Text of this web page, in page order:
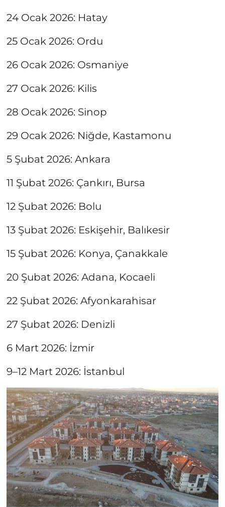
24 Ocak 2026: Hatay
25 Ocak 2026: Ordu
26 Ocak 2026: Osmaniye
27 Ocak 2026: Kilis
28 Ocak 2026: Sinop
29 Ocak 2026: Niğde, Kastamonu
5 Şubat 2026: Ankara
11 Şubat 2026: Çankırı, Bursa
12 Şubat 2026: Bolu
13 Şubat 2026: Eskişehir, Balıkesir
15 Şubat 2026: Konya, Çanakkale
20 Şubat 2026: Adana, Kocaeli
22 Şubat 2026: Afyonkarahisar
27 Şubat 2026: Denizli
6 Mart 2026: İzmir
9–12 Mart 2026: İstanbul